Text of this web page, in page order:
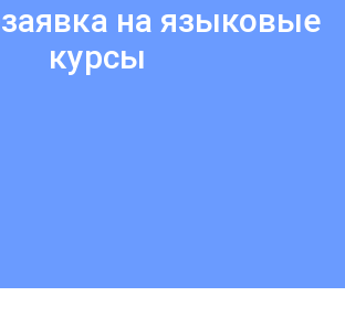
на языковые
курсы